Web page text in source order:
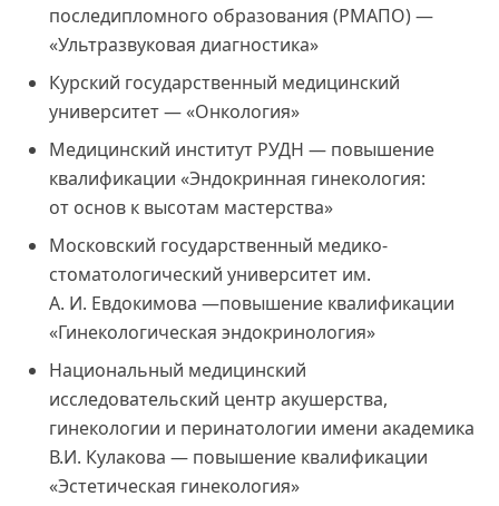
последипломного образования (РМАПО) —
«Ультразвуковая диагностика»
Курский государственный медицинский
университет — «Онкология»
Медицинский институт РУДН — повышение
квалификации «Эндокринная гинекология:
от основ к высотам мастерства»
Московский государственный медико-
стоматологический университет им.
А. И. Евдокимова —повышение квалификации
«Гинекологическая эндокринология»
Национальный медицинский
исследовательский центр акушерства,
гинекологии и перинатологии имени академика
В.И. Кулакова — повышение квалификации
«Эстетическая гинекология»